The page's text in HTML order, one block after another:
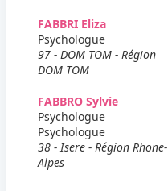
FABBRI Eliza
Psychologue
97 - DOM TOM - Région
DOM TOM
FABBRO Sylvie
Psychologue
Psychologue
38 - Isere - Région Rhone-
Alpes